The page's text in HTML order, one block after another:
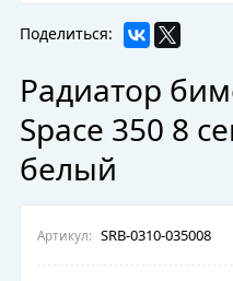
Поделиться:
Радиатор
Space 350 8
белый
Артикул: SRB-0310-035008